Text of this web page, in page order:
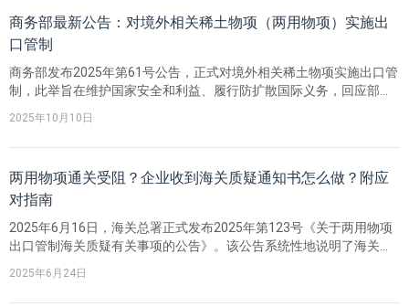
商务部最新公告：对境外相关稀土物项（两用物项）实施出
口管制
商务部发布2025年第61号公告，正式对境外相关稀土物项实施出口管
制，此举旨在维护国家安全和利益、履行防扩散国际义务，回应部分
境外组织将中国稀土物项用于军事等敏感领域的问题。公告明确三类
管制物项：一是含原产中国特定稀土物项的境外制成品；二是用中国
稀土相关技术在境外生产的特定物项；三是原产中国的特定稀土物
2025年10月10日
两用物项通关受阻？企业收到海关质疑通知书怎么做？附应
对指南
2025年6月16日，海关总署正式发布2025年第123号《关于两用物项
出口管制海关质疑有关事项的公告》。该公告系统性地说明了海关质
疑审查操作流程，明确了企业合规义务要点，特别指出：在海关启动
鉴别或质疑审查程序期间，相关出口货物将不予放行。
2025年6月24日